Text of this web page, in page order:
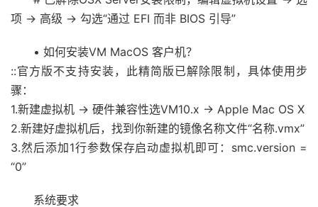
项 -> 高级 -> 勾选“通过 EFI 而非 BIOS 引导”
• 如何安装VM MacOS 客户机？
::官方版不支持安装，此精简版已解除限制，具体使用步
骤：
1.新建虚拟机 -> 硬件兼容性选VM10.x -> Apple Mac OS X
2.新建好虚拟机后，找到你新建的镜像名称文件“名称.vmx”
3.然后添加1行参数保存启动虚拟机即可：smc.version =
“0”
系统要求